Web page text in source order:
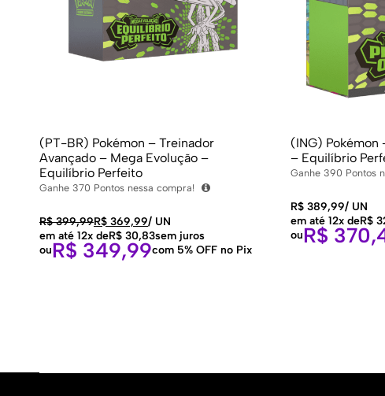
(PT-BR) Pokémon – Treinador
Avançado – Mega Evolução –
Equilíbrio Perfeito
Ganhe 370 Pontos nessa compra!
R$399,99R$ 369,99/ UN
em até 12x deR$ 30,83sem juros
ouR$ 349,99com 5% OFF no Pix
(ING) Pokémon
– Equilíbrio
Ganhe 390 Pontos
R$389,99/UN
em até 12x deR$
ouR$